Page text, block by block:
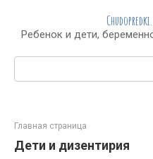
контентуРебенок и дети,
Поиск:
Главная страница
Дети и дизентирия